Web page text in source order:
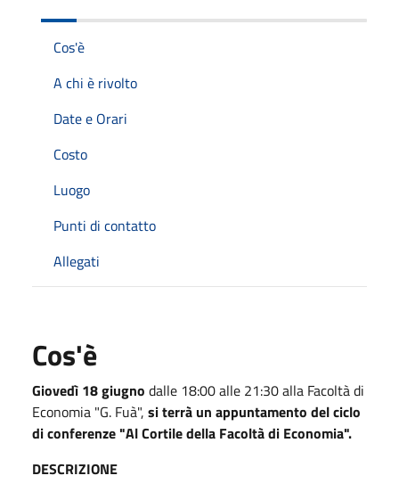
Cos'è
A chi è rivolto
Date e Orari
Costo
Luogo
Punti di contatto
Allegati
Cos'è
Giovedì 18 giugno dalle 18:00 alle 21:30 alla Facoltà di
Economia "G. Fuà", si terrà un appuntamento del ciclo
di conferenze "Al Cortile della Facoltà di Economia".
DESCRIZIONE